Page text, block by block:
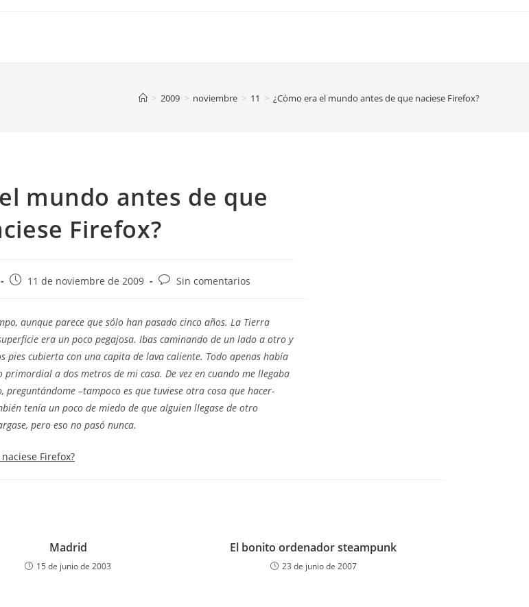
> 2009 > noviembre > 11 > ¿Cómo era el mundo antes de que naciese Firefox?
mundo antes de que
Firefox?
Publicación
entrada:
11 de noviembre de 2009
Comentarios
entrada:
Sin comentarios
aunque parece que sólo han pasado cinco años. La Tierra
era un poco pegajosa. Ibas caminando de un lado a otro y
pies cubierta con una capita de lava caliente. Todo apenas había
primordial a dos metros de mi casa. De vez en cuando me llegaba
–tampoco es que tuviese otra cosa que hacer-
tenía un poco de miedo de que alguien llegase de otro
pero eso no pasó nunca.
Firefox?
Madrid
15 de junio de 2003
El bonito ordenador steampunk
23 de junio de 2007